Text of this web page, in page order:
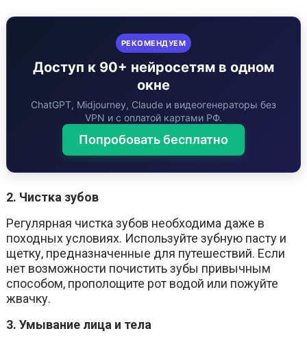
РЕКОМЕНДУЕМ
Доступ к 90+ нейросетям в одном
окне
ChatGPT, Midjourney, Claude и видеогенераторы без
VPN и с оплатой картами РФ.
Попробовать бесплатно
2. Чистка зубов
Регулярная чистка зубов необходима даже в
походных условиях. Используйте зубную пасту и
щетку, предназначенные для путешествий. Если
нет возможности почистить зубы привычным
способом, прополощите рот водой или пожуйте
жвачку.
3. Умывание лица и тела